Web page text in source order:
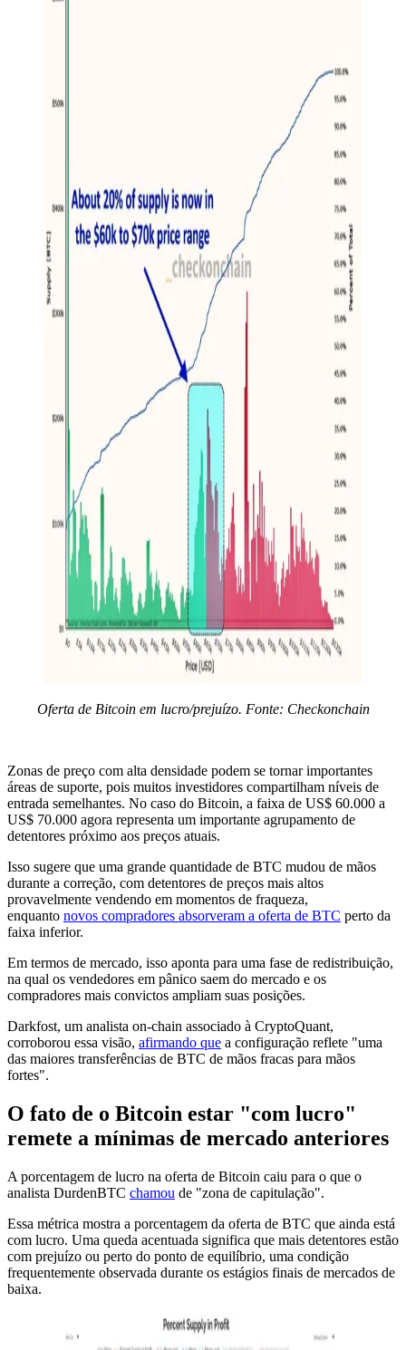
Oferta de Bitcoin em lucro/prejuízo. Fonte: Checkonchain
Zonas de preço com alta densidade podem se tornar importantes
áreas de suporte, pois muitos investidores compartilham níveis de
entrada semelhantes. No caso do Bitcoin, a faixa de US$ 60.000 a
US$ 70.000 agora representa um importante agrupamento de
detentores próximo aos preços atuais.
Isso sugere que uma grande quantidade de BTC mudou de mãos
durante a correção, com detentores de preços mais altos
provavelmente vendendo em momentos de fraqueza,
enquanto novos compradores absorveram a oferta de BTC perto da
faixa inferior.
Em termos de mercado, isso aponta para uma fase de redistribuição,
na qual os vendedores em pânico saem do mercado e os
compradores mais convictos ampliam suas posições.
Darkfost, um analista on-chain associado à CryptoQuant,
corroborou essa visão, afirmando que a configuração reflete "uma
das maiores transferências de BTC de mãos fracas para mãos
fortes".
O fato de o Bitcoin estar "com lucro"
remete a mínimas de mercado anteriores
A porcentagem de lucro na oferta de Bitcoin caiu para o que o
analista DurdenBTC chamou de "zona de capitulação".
Essa métrica mostra a porcentagem da oferta de BTC que ainda está
com lucro. Uma queda acentuada significa que mais detentores estão
com prejuízo ou perto do ponto de equilíbrio, uma condição
frequentemente observada durante os estágios finais de mercados de
baixa.